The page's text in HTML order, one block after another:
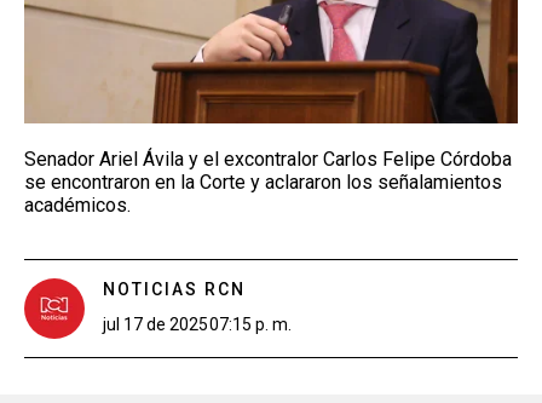
Senador Ariel Ávila y el excontralor Carlos Felipe Córdoba
se encontraron en la Corte y aclararon los señalamientos
académicos.
NOTICIAS RCN
jul 17 de 202507:15 p. m.